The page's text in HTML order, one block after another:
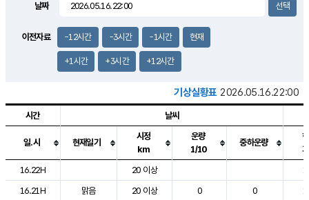
2.2m/s
날짜
이전자료 -12시간 -3시간 -1시간 현재
+1시간 +3시간 +12시간
기상실황표 2026.05.16.22:00
도시별 기상실황표로 지점, 날씨, 기온, 강수, 바람, 기압등을 안내한 표입
시간 날씨
일.시 현재일기
시정
km
운량
1/10
중하운량
16.22H
20 이상
16.21H
맑음 20 이상 0 0